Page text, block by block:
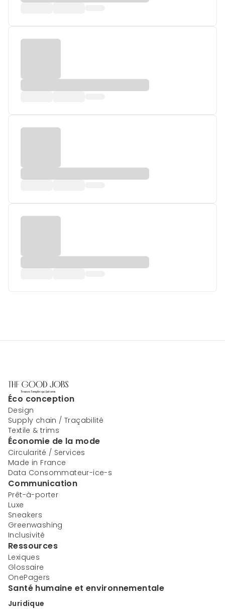
Éco conception
Design
Supply chain / Traçabilité
Textile & trims
Économie de la mode
Circularité / Services
Made in France
Data Consommateur-ice-s
Communication
Prêt-à-porter
Luxe
Sneakers
Greenwashing
Inclusivité
Ressources
Lexiques
Glossaire
OnePagers
Santé humaine et environnementale
Juridique